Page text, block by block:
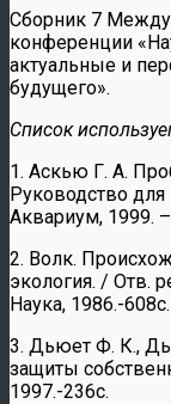
Сборник 7
конференции
актуальные и
будущего».
Список
1. Аскью Г. А.
Руководство для
Аквариум, 1999.
2. Волк.
экология. / Отв.
Наука, 1986.-608с.
3. Дьюет Ф. К.,
защиты
1997.-236с.